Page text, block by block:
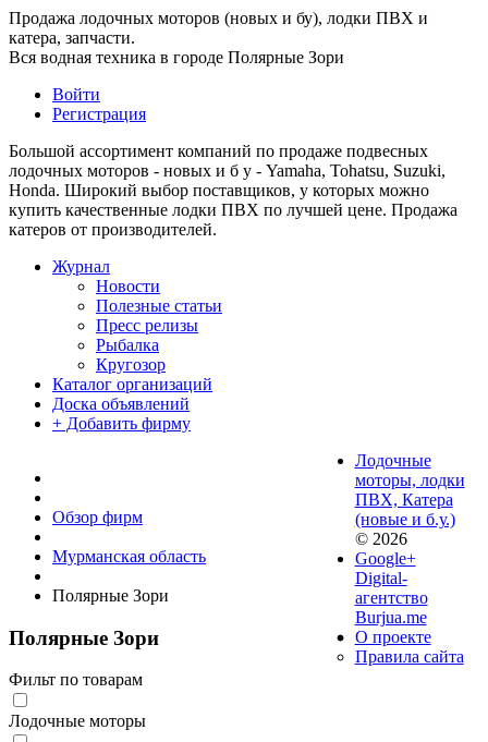
Продажа лодочных моторов (новых и бу), лодки ПВХ и
катера, запчасти.
Вся водная техника в городе Полярные Зори
Войти
Регистрация
Большой ассортимент компаний по продаже подвесных
лодочных моторов - новых и б у - Yamaha, Tohatsu, Suzuki,
Honda. Широкий выбор поставщиков, у которых можно
купить качественные лодки ПВХ по лучшей цене. Продажа
катеров от производителей.
Журнал
Новости
Полезные статьи
Пресс релизы
Рыбалка
Кругозор
Каталог организаций
Доска объявлений
+ Добавить фирму
Обзор фирм
Мурманская область
Полярные Зори
Полярные Зори
Фильт по товарам
Лодочные моторы
Лодочные
моторы, лодки
ПВХ, Катера
(новые и б.у.)
© 2026
Google+
Digital-
агентство
Burjua.me
О проекте
Правила сайта